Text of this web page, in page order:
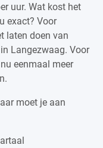
uur. Wat kost het
exact? Voor
laten doen van
Langezwaag. Voor
eenmaal meer
moet je aan